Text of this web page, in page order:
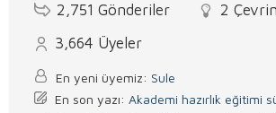
2,751 Gönderiler 2
3,664 Üyeler
En yeni üyemiz: Sule
En son yazı: Akademi hazırlık eğitimi